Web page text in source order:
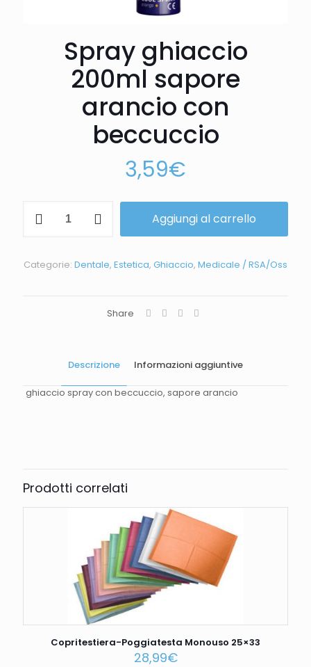
Spray ghiaccio
200ml sapore
arancio con
beccuccio
3,59€
Aggiungi al carrello
Categorie: Dentale, Estetica, Ghiaccio, Medicale / RSA/Oss
Share
Descrizione Informazioni aggiuntive
ghiaccio spray con beccuccio, sapore arancio
Prodotti correlati
Copritestiera-Poggiatesta Monouso 25×33
28,99€